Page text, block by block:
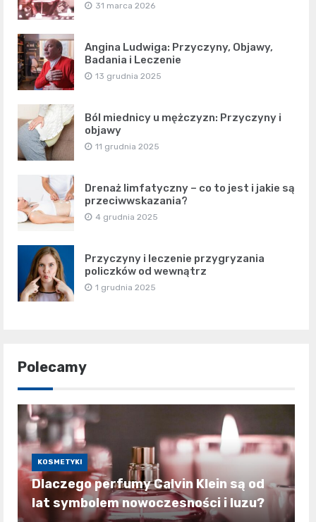
31 marca 2026
Angina Ludwiga: Przyczyny, Objawy,
Badania i Leczenie
13 grudnia 2025
Ból miednicy u mężczyzn: Przyczyny i
objawy
11 grudnia 2025
Drenaż limfatyczny – co to jest i jakie są
przeciwwskazania?
4 grudnia 2025
Przyczyny i leczenie przygryzania
policzków od wewnątrz
1 grudnia 2025
Polecamy
KOSMETYKI
Dlaczego perfumy Calvin Klein są od
lat symbolem nowoczesności i luzu?